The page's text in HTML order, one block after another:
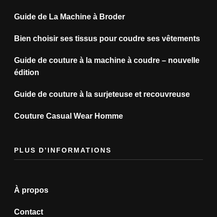
Guide de La Machine à Broder
Bien choisir ses tissus pour coudre ses vêtements
Guide de couture à la machine à coudre – nouvelle
édition
Guide de couture à la surjeteuse et recouvreuse
Couture Casual Wear Homme
PLUS D’INFORMATIONS
À propos
Contact